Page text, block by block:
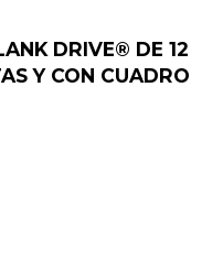
DRIVE® DE 12
Y CON CUADRO